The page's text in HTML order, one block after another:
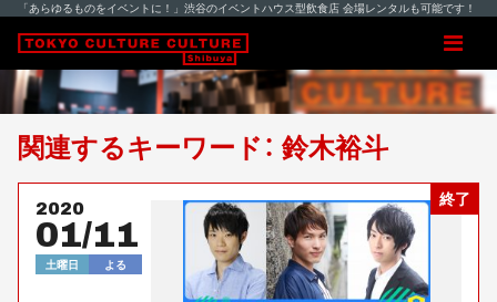
「あらゆるものをイベントに！」渋谷のイベントハウス型飲食店 会場レンタルも可能です！
関連するキーワード： 鈴木裕斗
終了
2020
01/11
土曜日 よる